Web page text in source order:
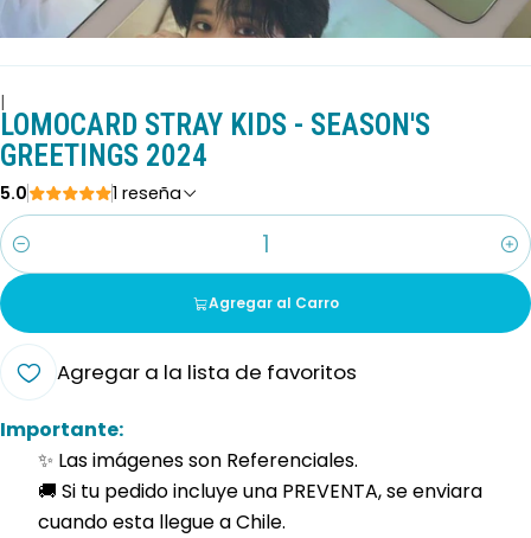
|
LOMOCARD STRAY KIDS - SEASON'S
GREETINGS 2024
5.0 1 reseña
Cantidad
Agregar al Carro
Agregar a la lista de favoritos
Importante:
✨ Las imágenes son Referenciales.
🚚 Si tu pedido incluye una PREVENTA, se enviara
cuando esta llegue a Chile.